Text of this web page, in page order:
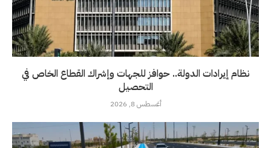
نظام إيرادات الدولة.. حوافز للجهات وإشراك القطاع الخاص في
التحصيل
أغسطس 8, 2026